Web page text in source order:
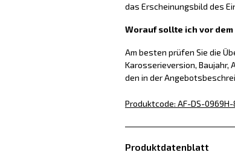
das Erscheinungsbild des
Worauf sollte ich vor
Am besten prüfen Sie die
Karosserieversion, Baujahr,
den in der
Produktcode: AF-DS-0969H-
Produktdatenblatt